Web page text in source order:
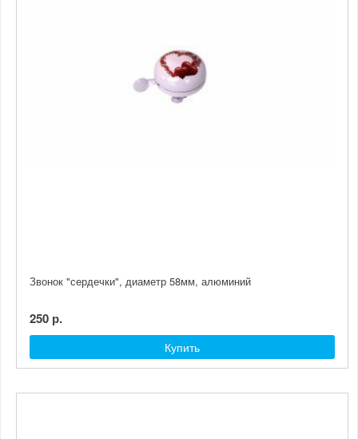
Звонок "сердечки", диаметр 58мм, алюминий
250 р.
Купить